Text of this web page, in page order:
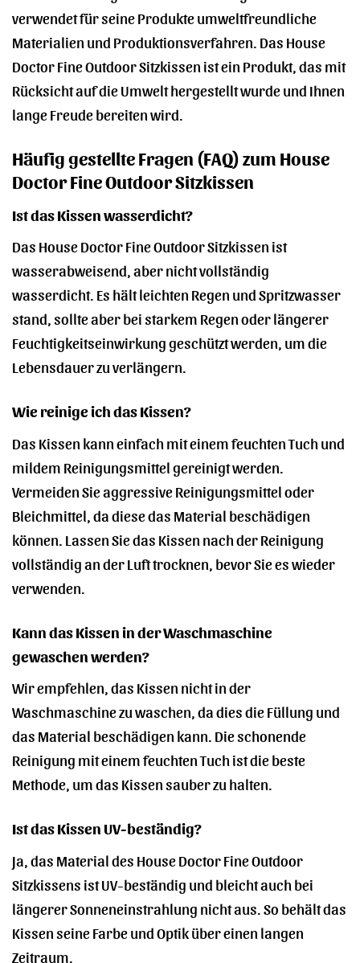
verwendet für seine Produkte umweltfreundliche
Materialien und Produktionsverfahren. Das House
Doctor Fine Outdoor Sitzkissen ist ein Produkt, das mit
Rücksicht auf die Umwelt hergestellt wurde und Ihnen
lange Freude bereiten wird.
Häufig gestellte Fragen (FAQ) zum House
Doctor Fine Outdoor Sitzkissen
Ist das Kissen wasserdicht?
Das House Doctor Fine Outdoor Sitzkissen ist
wasserabweisend, aber nicht vollständig
wasserdicht. Es hält leichten Regen und Spritzwasser
stand, sollte aber bei starkem Regen oder längerer
Feuchtigkeitseinwirkung geschützt werden, um die
Lebensdauer zu verlängern.
Wie reinige ich das Kissen?
Das Kissen kann einfach mit einem feuchten Tuch und
mildem Reinigungsmittel gereinigt werden.
Vermeiden Sie aggressive Reinigungsmittel oder
Bleichmittel, da diese das Material beschädigen
können. Lassen Sie das Kissen nach der Reinigung
vollständig an der Luft trocknen, bevor Sie es wieder
verwenden.
Kann das Kissen in der Waschmaschine
gewaschen werden?
Wir empfehlen, das Kissen nicht in der
Waschmaschine zu waschen, da dies die Füllung und
das Material beschädigen kann. Die schonende
Reinigung mit einem feuchten Tuch ist die beste
Methode, um das Kissen sauber zu halten.
Ist das Kissen UV-beständig?
Ja, das Material des House Doctor Fine Outdoor
Sitzkissens ist UV-beständig und bleicht auch bei
längerer Sonneneinstrahlung nicht aus. So behält das
Kissen seine Farbe und Optik über einen langen
Zeitraum.